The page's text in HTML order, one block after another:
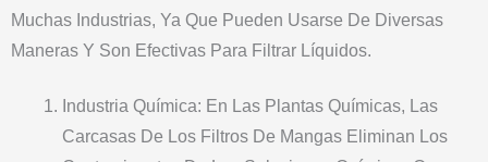
Muchas Industrias, Ya Que Pueden Usarse De Diversas
Maneras Y Son Efectivas Para Filtrar Líquidos.
Industria Química: En Las Plantas Químicas, Las
Carcasas De Los Filtros De Mangas Eliminan Los